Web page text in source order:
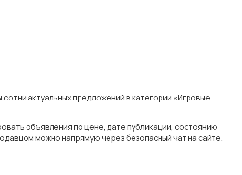
актуальных предложений в категории «Игровые
объявления по цене, дате публикации, состоянию
можно напрямую через безопасный чат на сайте.